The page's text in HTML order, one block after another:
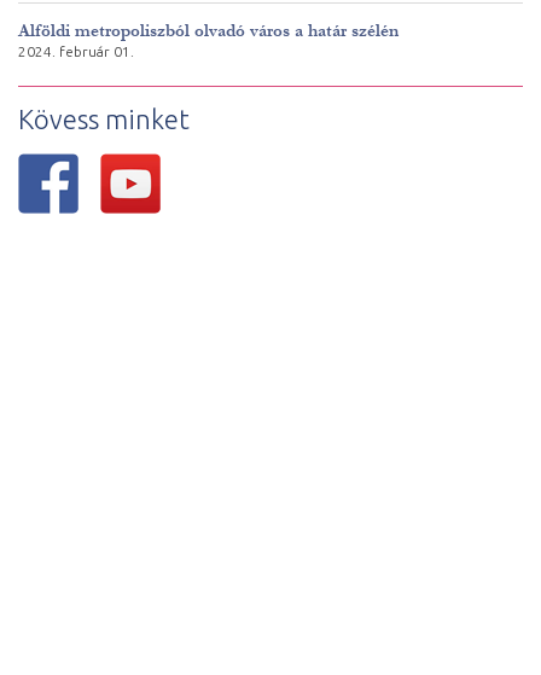
Alföldi metropoliszból olvadó város a határ szélén
2024. február 01.
Kövess minket